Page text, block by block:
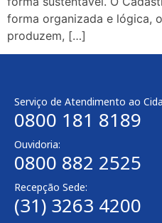
forma organizada e lógica,
produzem, […]
Serviço de Atendimento ao
0800 181 8189
Ouvidoria:
0800 882 2525
Recepção Sede:
(31) 3263 4200